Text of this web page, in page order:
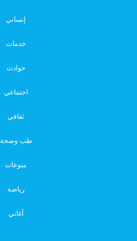
إنساني
خدمات
حوادث
اجتماعي
ثقافي
طب وصحة
منوعات
رياضة
أغاني